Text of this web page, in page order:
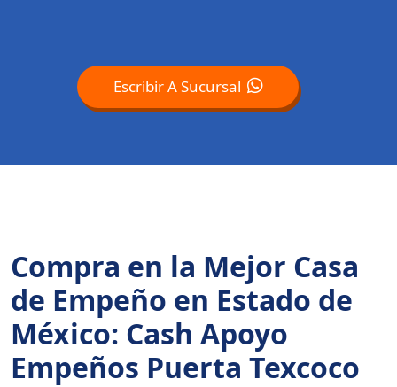
Escribir A Sucursal
Compra en la Mejor Casa
de Empeño en Estado de
México: Cash Apoyo
Empeños Puerta Texcoco